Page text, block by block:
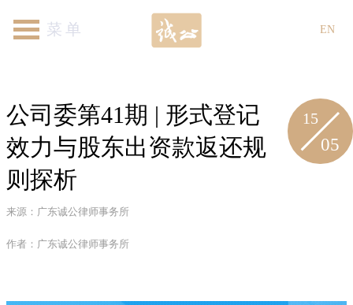
首页
关于我们
律师团队
专业领域
新闻资讯
各地机构
加入我们
联系我们 EN
公司委第41期 | 形式登记
效力与股东出资款返还规
则探析
来源：广东诚公律师事务所
作者：广东诚公律师事务所
15
05